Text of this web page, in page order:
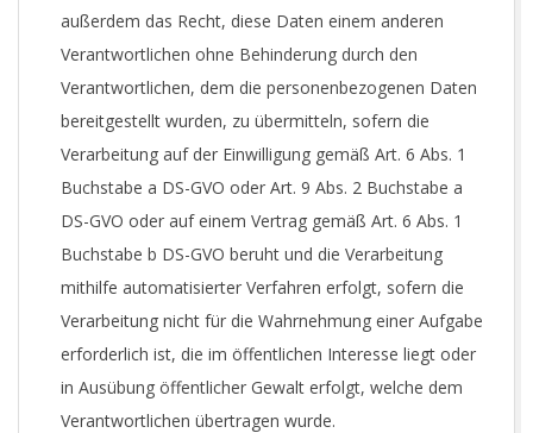
außerdem das Recht, diese Daten einem anderen
Verantwortlichen ohne Behinderung durch den
Verantwortlichen, dem die personenbezogenen Daten
bereitgestellt wurden, zu übermitteln, sofern die
Verarbeitung auf der Einwilligung gemäß Art. 6 Abs. 1
Buchstabe a DS-GVO oder Art. 9 Abs. 2 Buchstabe a
DS-GVO oder auf einem Vertrag gemäß Art. 6 Abs. 1
Buchstabe b DS-GVO beruht und die Verarbeitung
mithilfe automatisierter Verfahren erfolgt, sofern die
Verarbeitung nicht für die Wahrnehmung einer Aufgabe
erforderlich ist, die im öffentlichen Interesse liegt oder
in Ausübung öffentlicher Gewalt erfolgt, welche dem
Verantwortlichen übertragen wurde.